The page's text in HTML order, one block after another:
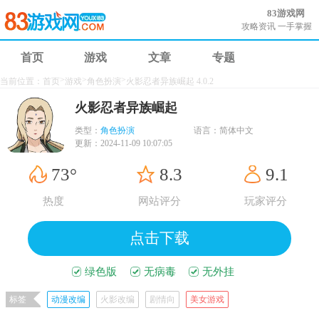
83游戏网
攻略资讯 一手掌握
首页 游戏 文章 专题
当前位置： 首页 >游戏 >角色扮演 > 火影忍者异族崛起 4.0.2
火影忍者异族崛起
类型： 角色扮演 语言： 简体中文
更新： 2024-11-09 10:07:05
73°
热度
8.3
网站评分
9.1
玩家评分
点击下载
绿色版 无病毒 无外挂
标签 动漫改编 火影改编 剧情向 美女游戏